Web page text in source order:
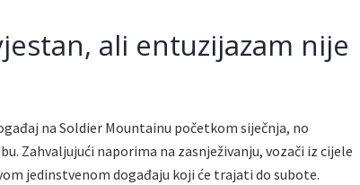
ali entuzijazam nije
na Soldier Mountainu početkom siječnja, no
Zahvaljujući naporima na zasnježivanju, vozači iz cijele
jedinstvenom događaju koji će trajati do subote.